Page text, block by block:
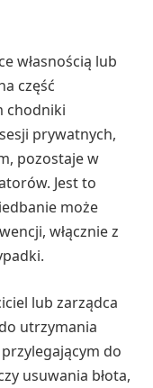
własnością lub
część
chodniki
prywatnych,
pozostaje w
Jest to
może
włącznie z
lub zarządca
utrzymania
do
usuwania błota,